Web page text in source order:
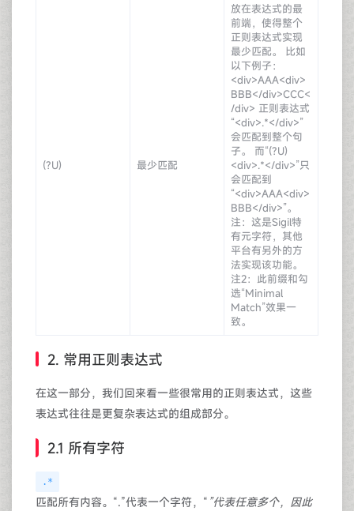
(?U) 最少匹配
放在表达式的最
前端，使得整个
正则表达式实现
最少匹配。 比如
以下例子：
<div>AAA<div>
BBB</div>CCC<
/div> 正则表达式
“<div>.*</div>”
会匹配到整个句
子。 而“(?U)
<div>.*</div>”只
会匹配到
“<div>AAA<div>
BBB</div>”。
注：这是Sigil特
有元字符，其他
平台有另外的方
法实现该功能。
注2：此前缀和勾
选“Minimal
Match”效果一
致。
2. 常用正则表达式
在这一部分，我们回来看一些很常用的正则表达式，这些
表达式往往是更复杂表达式的组成部分。
2.1 所有字符
.*
匹配所有内容。“.”代表一个字符，“ ”代表任意多个，因此